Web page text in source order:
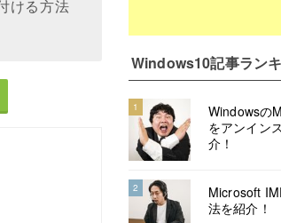
ける方法
Windows10記事ラン
1
Windowsの
をアンイン
介！
2
Microsoft
法を紹介！